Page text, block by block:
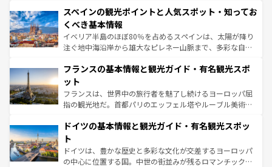
ろん、トスカーナの美しい田園風景やアマルフィ海岸の絶
景など、自然景観も見逃せない。観光の合間には、本場の
ピザやパスタなど、絶品のイタリア料理を堪能することも
できる。朝目覚めてから夜眠るまで、すべての瞬間を楽し
なお、新着のイタリア情報はコンテンツ一覧を参照してほ
しい。
スペインの観光ポイントと人気スポット・知ってお
くべき基本情報
イベリア半島のほぼ80％を占めるスペインは、太陽が降り
注ぐ地中海沿岸から雄大なピレネー山脈まで、多彩な自然
文化が根付くこの国では、情熱的なフラメンコ、熱気あふ
れる闘牛、そして美味しいタパスが生活の一部となってい
る。首都マドリードの洗練された雰囲気や、バルセロナの
アートに溢れた街角から、地方では古代ローマ遺跡や中世
せる。地方によって風土や気候が異なるスペインはその個
ンテンツ一覧 を参照してほしい。
フランスの基本情報と観光ガイド・有名観光スポ
ット
フランスは、世界中の旅行者を魅了し続けるヨーロッパ屈
指の観光地だ。首都パリのエッフェル塔やルーブル美術館
で、幅広い魅力が詰まっている。華麗な宮殿、歴史的な大
聖堂、美しいビーチ、そして豊かな自然が、訪れる者を心
から魅了する。また、フランスは美食の国としても知ら
れ、フランス料理はユネスコ無形文化遺産にも登録されて
ドイツの基本情報と観光ガイド・有名観光スポッ
ト
ドイツは、豊かな歴史と多彩な文化が交差するヨーロッパ
の中心に位置する国。中世の街並みが残るロマンチック街